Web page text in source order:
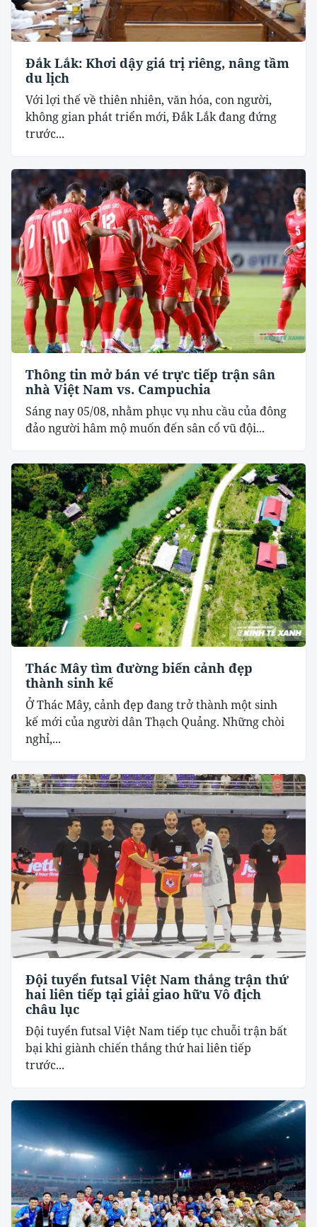
Đắk Lắk: Khơi dậy giá trị riêng, nâng tầm
du lịch
Với lợi thế về thiên nhiên, văn hóa, con người,
không gian phát triển mới, Đắk Lắk đang đứng
trước...
Thông tin mở bán vé trực tiếp trận sân
nhà Việt Nam vs. Campuchia
Sáng nay 05/08, nhằm phục vụ nhu cầu của đông
đảo người hâm mộ muốn đến sân cổ vũ đội...
Thác Mây tìm đường biến cảnh đẹp
thành sinh kế
Ở Thác Mây, cảnh đẹp đang trở thành một sinh
kế mới của người dân Thạch Quảng. Những chòi
nghỉ,...
Đội tuyển futsal Việt Nam thắng trận thứ
hai liên tiếp tại giải giao hữu Vô địch
châu lục
Đội tuyển futsal Việt Nam tiếp tục chuỗi trận bất
bại khi giành chiến thắng thứ hai liên tiếp
trước...